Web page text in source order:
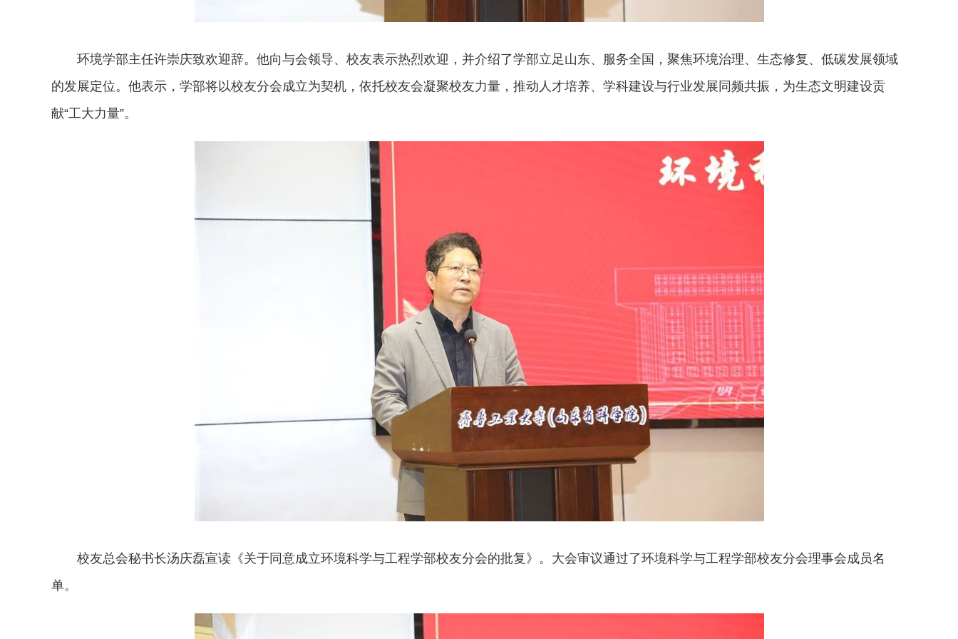
环境学部主任许崇庆致欢迎辞。他向与会领导、校友表示热烈欢迎，并介绍了学部立足山东、服务全国，聚焦环境治理、生态修复、低碳发展领域
的发展定位。他表示，学部将以校友分会成立为契机，依托校友会凝聚校友力量，推动人才培养、学科建设与行业发展同频共振，为生态文明建设贡
献“工大力量”。
校友总会秘书长汤庆磊宣读《关于同意成立环境科学与工程学部校友分会的批复》。大会审议通过了环境科学与工程学部校友分会理事会成员名
单。